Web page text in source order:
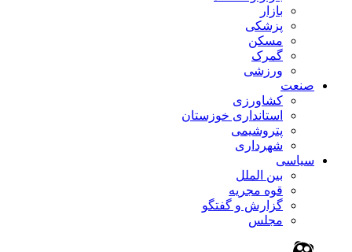
بازار
پزشکی
مسکن
گمرک
ورزشی
صنعت
کشاورزی
استانداری خوزستان
پتروشیمی
شهرداری
سیاسی
بین الملل
قوه مجریه
گزارش و گفتگو
مجلس